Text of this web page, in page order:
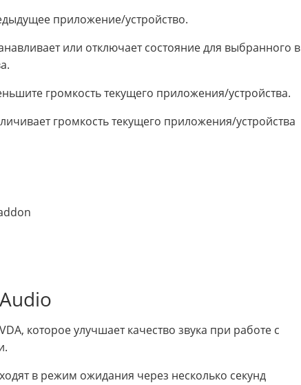
приложение/устройство.
или отключает состояние для выбранного в
громкость текущего приложения/устройства.
громкость текущего приложения/устройства
которое улучшает качество звука при работе с
в режим ожидания через несколько секунд